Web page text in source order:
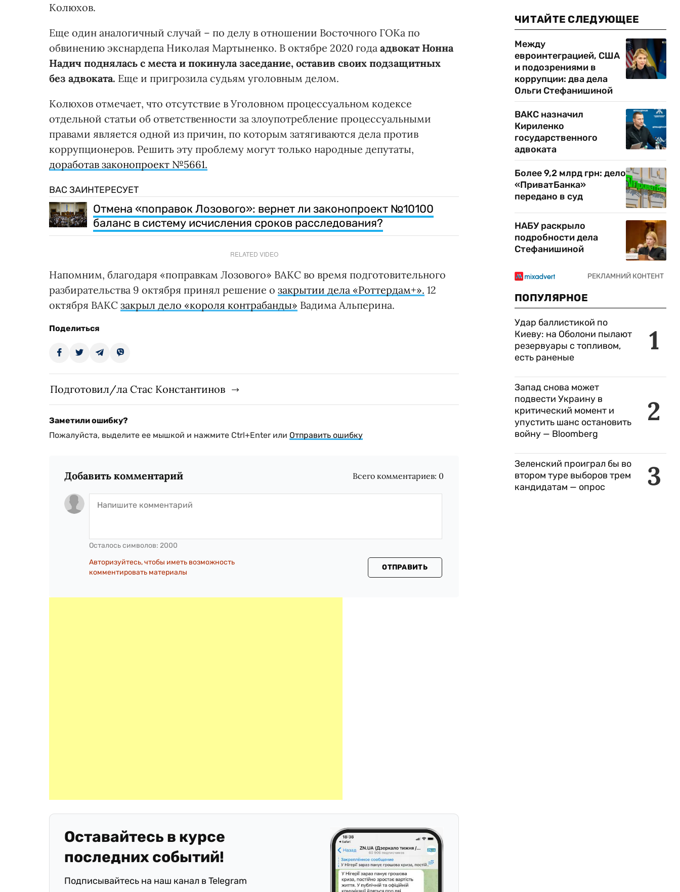
Колюхов.
Еще один аналогичный случай – по делу в отношении Восточного ГОКа по
обвинению экснардепа Николая Мартыненко. В октябре 2020 года адвокат Нонна
Надич поднялась с места и покинула заседание, оставив своих подзащитных
без адвоката. Еще и пригрозила судьям уголовным делом.
Колюхов отмечает, что отсутствие в Уголовном процессуальном кодексе
отдельной статьи об ответственности за злоупотребление процессуальными
правами является одной из причин, по которым затягиваются дела против
коррупционеров. Решить эту проблему могут только народные депутаты,
доработав законопроект №5661.
ВАС ЗАИНТЕРЕСУЕТ
Отмена «поправок Лозового»: вернет ли законопроект №10100
баланс в систему исчисления сроков расследования?
RELATED VIDEO
Напомним, благодаря «поправкам Лозового» ВАКС во время подготовительного
разбирательства 9 октября принял решение о закрытии дела «Роттердам+». 12
октября ВАКС закрыл дело «короля контрабанды» Вадима Альперина.
Поделиться
Подготовил/ла Стас Константинов
Заметили ошибку?
Пожалуйста, выделите ее мышкой и нажмите Ctrl+Enter или Отправить ошибку
Добавить комментарий Всего комментариев: 0
Осталось символов: 2000
Авторизуйтесь, чтобы иметь возможность
комментировать материалы
ОТПРАВИТЬ
Оставайтесь в курсе
последних событий!
Подписывайтесь на наш канал в Telegram
ЧИТАЙТЕ СЛЕДУЮЩЕЕ
Между
евроинтеграцией, США
и подозрениями в
коррупции: два дела
Ольги Стефанишиной
ВАКС назначил
Кириленко
государственного
адвоката
Более 9,2 млрд грн: дело
«ПриватБанка»
передано в суд
НАБУ раскрыло
подробности дела
Стефанишиной
ПОПУЛЯРНОЕ
1
Удар баллистикой по
Киеву: на Оболони пылают
резервуары с топливом,
есть раненые
2
Запад снова может
подвести Украину в
критический момент и
упустить шанс остановить
войну — Bloomberg
3
Зеленский проиграл бы во
втором туре выборов трем
кандидатам — опрос